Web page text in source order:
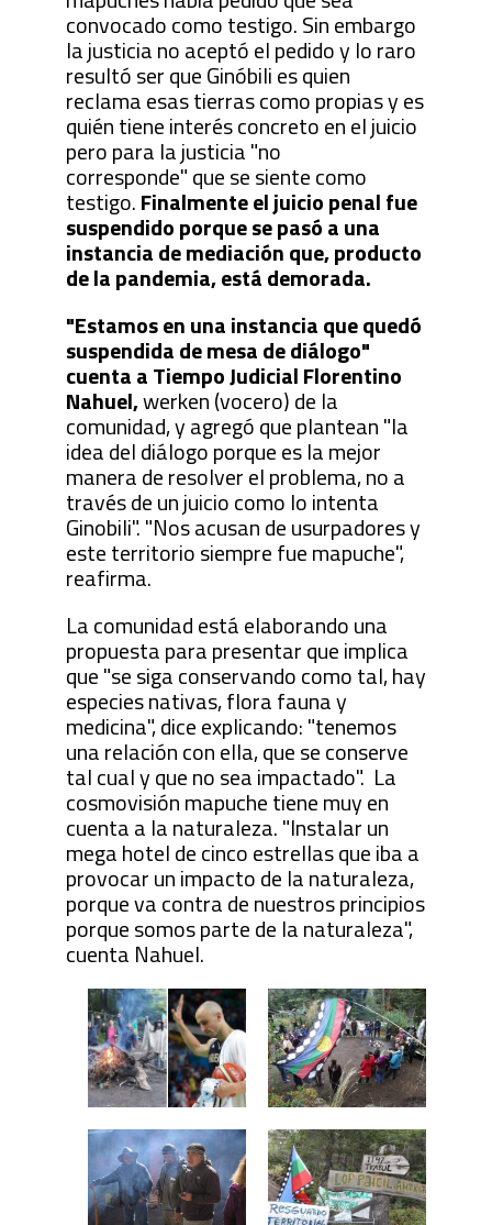
convocado como testigo. Sin embargo
la justicia no aceptó el pedido y lo raro
resultó ser que Ginóbili es quien
reclama esas tierras como propias y es
quién tiene interés concreto en el juicio
pero para la justicia "no
corresponde" que se siente como
testigo.Finalmente el juicio penal fue
suspendido porque se pasó a una
instancia de mediación que, producto
de la pandemia, está demorada.
"Estamos en una instancia que quedó
suspendida de mesa de diálogo"
cuenta a Tiempo Judicial Florentino
Nahuel,werken (vocero) de la
comunidad, y agregó que plantean "la
idea del diálogo porque es la mejor
manera de resolver el problema, no a
través de un juicio como lo intenta
Ginobili". "Nos acusan de usurpadores y
este territorio siempre fue mapuche",
reafirma.
La comunidad está elaborando una
propuesta para presentar que implica
que "se siga conservando como tal, hay
especies nativas, flora fauna y
medicina", dice explicando: "tenemos
una relación con ella, que se conserve
tal cual y que no sea impactado". La
cosmovisión mapuche tiene muy en
cuenta a la naturaleza. "Instalar un
mega hotel de cinco estrellas que iba a
provocar un impacto de la naturaleza,
porque va contra de nuestros principios
porque somos parte de la naturaleza",
cuenta Nahuel.